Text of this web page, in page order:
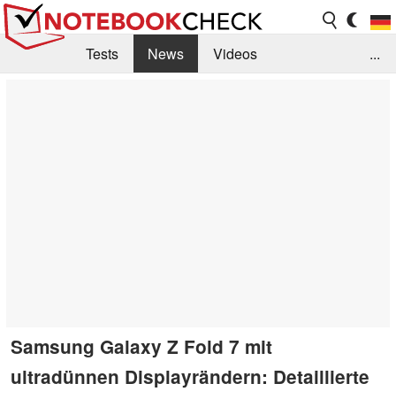
Tests News
Videos
...
Samsung Galaxy Z Fold 7 mit
ultradünnen Displayrändern: Detaillierte